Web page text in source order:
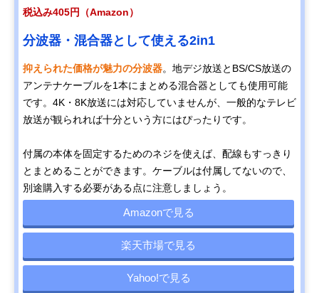
税込み405円（Amazon）
分波器・混合器として使える2in1
抑えられた価格が魅力の分波器。地デジ放送とBS/CS放送の
アンテナケーブルを1本にまとめる混合器としても使用可能
です。4K・8K放送には対応していませんが、一般的なテレビ
放送が観られれば十分という方にはぴったりです。
付属の本体を固定するためのネジを使えば、配線もすっきり
とまとめることができます。ケーブルは付属してないので、
別途購入する必要がある点に注意しましょう。
Amazonで見る
楽天市場で見る
Yahoo!で見る